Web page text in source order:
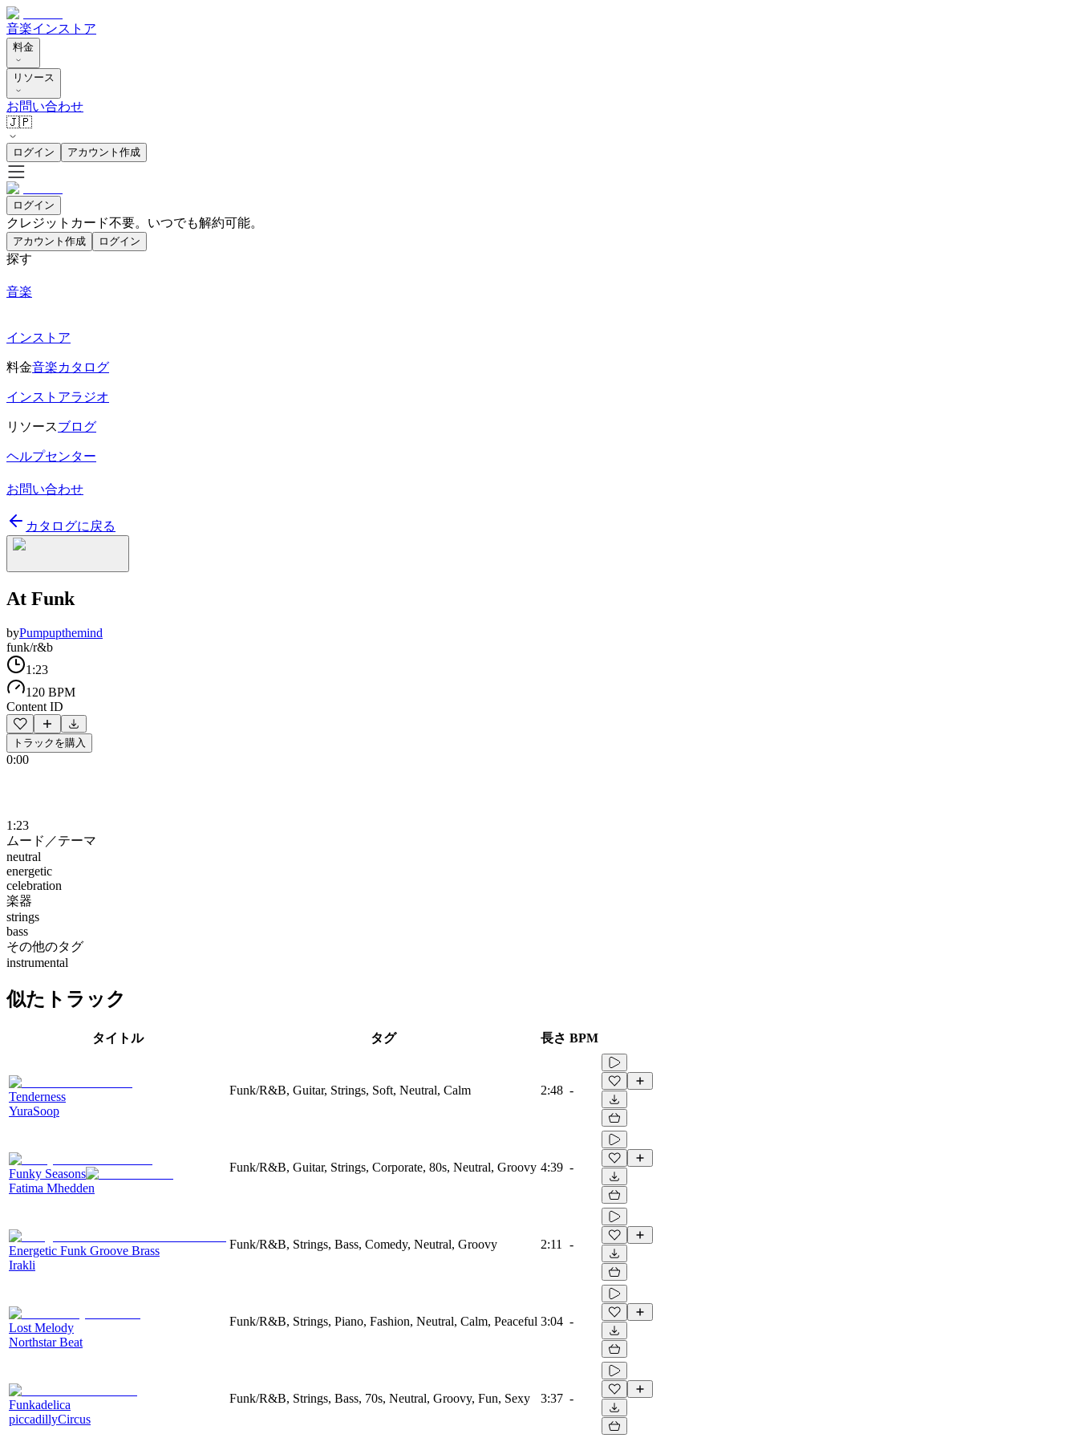
音楽インストア
料金
リソース
お問い合わせ
🇯🇵
ログイン アカウント作成
ログイン
クレジットカード不要。いつでも解約可能。
アカウント作成 ログイン
探す
音楽
インストア
料金音楽カタログ
インストアラジオ
リソースブログ
ヘルプセンター
お問い合わせ
カタログに戻る
At Funk
byPumpupthemind
funk/r&b
1:23
120 BPM
Content ID
トラックを購入
0:00
1:23
ムード／テーマ
neutral
energetic
celebration
楽器
strings
bass
その他のタグ
instrumental
似たトラック
タイトル タグ 長さ BPM
Tenderness
YuraSoop
Funk/R&B, Guitar, Strings, Soft, Neutral, Calm 2:48 -
Funky Seasons
Fatima Mhedden
Funk/R&B, Guitar, Strings, Corporate, 80s, Neutral, Groovy 4:39 -
Energetic Funk Groove Brass
Irakli
Funk/R&B, Strings, Bass, Comedy, Neutral, Groovy 2:11 -
Lost Melody
Northstar Beat
Funk/R&B, Strings, Piano, Fashion, Neutral, Calm, Peaceful 3:04 -
Funkadelica
piccadillyCircus
Funk/R&B, Strings, Bass, 70s, Neutral, Groovy, Fun, Sexy 3:37 -